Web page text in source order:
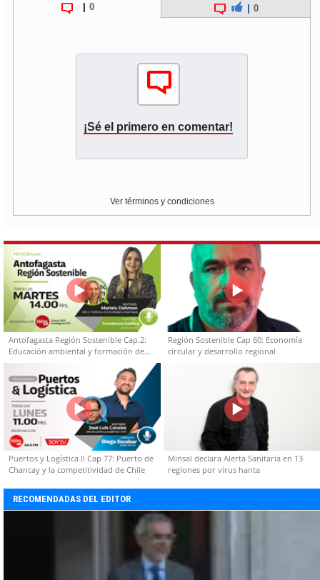
0 0
¡Sé el primero en comentar!
Ver términos y condiciones
Antofagasta Región Sostenible Cap.2:
Educación ambiental y formación de
capacidades técnicas
Región Sostenible Cap 60: Economía
circular y desarrollo regional
Puertos y Logística II Cap 77: Puerto de
Chancay y la competitividad de Chile
Minsal declara Alerta Sanitaria en 13
regiones por virus hanta
RECOMENDADAS DEL EDITOR